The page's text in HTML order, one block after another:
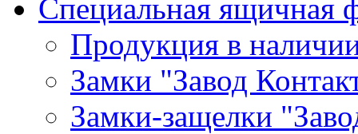
Специальная ящичная
Продукция в
Замки "Завод
Замки-защелки